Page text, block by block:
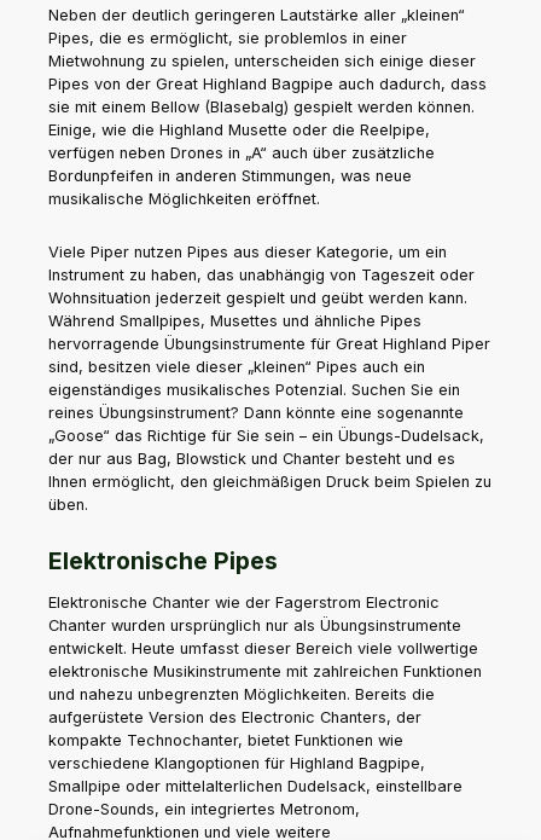
Neben der deutlich geringeren Lautstärke aller „kleinen“
Pipes, die es ermöglicht, sie problemlos in einer
Mietwohnung zu spielen, unterscheiden sich einige dieser
Pipes von der Great Highland Bagpipe auch dadurch, dass
sie mit einem Bellow (Blasebalg) gespielt werden können.
Einige, wie die Highland Musette oder die Reelpipe,
verfügen neben Drones in „A“ auch über zusätzliche
Bordunpfeifen in anderen Stimmungen, was neue
musikalische Möglichkeiten eröffnet.
Viele Piper nutzen Pipes aus dieser Kategorie, um ein
Instrument zu haben, das unabhängig von Tageszeit oder
Wohnsituation jederzeit gespielt und geübt werden kann.
Während Smallpipes, Musettes und ähnliche Pipes
hervorragende Übungsinstrumente für Great Highland Piper
sind, besitzen viele dieser „kleinen“ Pipes auch ein
eigenständiges musikalisches Potenzial. Suchen Sie ein
reines Übungsinstrument? Dann könnte eine sogenannte
„Goose“ das Richtige für Sie sein – ein Übungs-Dudelsack,
der nur aus Bag, Blowstick und Chanter besteht und es
Ihnen ermöglicht, den gleichmäßigen Druck beim Spielen zu
üben.
Elektronische Pipes
Elektronische Chanter wie der Fagerstrom Electronic
Chanter wurden ursprünglich nur als Übungsinstrumente
entwickelt. Heute umfasst dieser Bereich viele vollwertige
elektronische Musikinstrumente mit zahlreichen Funktionen
und nahezu unbegrenzten Möglichkeiten. Bereits die
aufgerüstete Version des Electronic Chanters, der
kompakte Technochanter, bietet Funktionen wie
verschiedene Klangoptionen für Highland Bagpipe,
Smallpipe oder mittelalterlichen Dudelsack, einstellbare
Drone-Sounds, ein integriertes Metronom,
Aufnahmefunktionen und viele weitere